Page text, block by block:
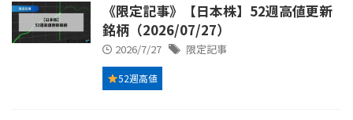
《限定記事》【日本株】52週高値更新
銘柄（2026/07/27）
2026/7/27 限定記事
52週高値